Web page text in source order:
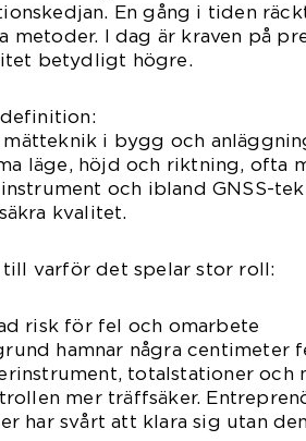
En gång i tiden
metoder. I dag är kraven på
betydligt högre.
mätteknik i bygg och
läge, höjd och riktning, ofta
och ibland GNSS-
kvalitet.
till varför det spelar stor roll:
risk för fel och omarbete
hamnar några centimeter
totalstationer och
mer träffsäker.
har svårt att klara sig utan